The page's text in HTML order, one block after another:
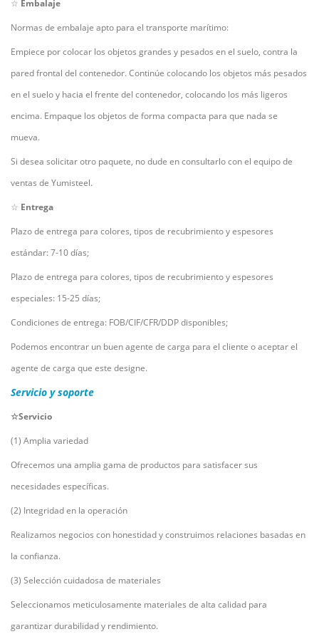
☆ Embalaje
Normas de embalaje apto para el transporte marítimo:
Empiece por colocar los objetos grandes y pesados en el suelo, contra la
pared frontal del contenedor. Continúe colocando los objetos más pesados
en el suelo y hacia el frente del contenedor, colocando los más ligeros
encima. Empaque los objetos de forma compacta para que nada se
mueva.
Si desea solicitar otro paquete, no dude en consultarlo con el equipo de
ventas de Yumisteel.
☆ Entrega
Plazo de entrega para colores, tipos de recubrimiento y espesores
estándar: 7-10 días;
Plazo de entrega para colores, tipos de recubrimiento y espesores
especiales: 15-25 días;
Condiciones de entrega: FOB/CIF/CFR/DDP disponibles;
Podemos encontrar un buen agente de carga para el cliente o aceptar el
agente de carga que este designe.
Servicio y soporte
☆Servicio
(1) Amplia variedad
Ofrecemos una amplia gama de productos para satisfacer sus
necesidades específicas.
(2) Integridad en la operación
Realizamos negocios con honestidad y construimos relaciones basadas en
la confianza.
(3) Selección cuidadosa de materiales
Seleccionamos meticulosamente materiales de alta calidad para
garantizar durabilidad y rendimiento.